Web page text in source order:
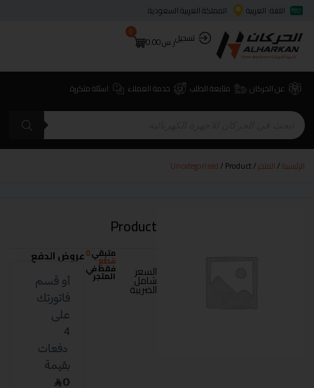
اللغة: العربية
المملكة العربية السعودية
تسجيلر.س0.00
0
عن الحركان متابعة الطلب خدمة العملاء اسئلة متكررة
الرئيسية/المتجر/
Uncategorized/ Product
Product
السعر
شامل
الضريبة
متبقي0
قطع
فقط في
المتجر
عروض الدفع